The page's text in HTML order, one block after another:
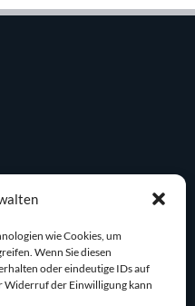
wie Cookies, um
Wenn Sie diesen
oder eindeutige IDs auf
Widerruf der Einwilligung kann